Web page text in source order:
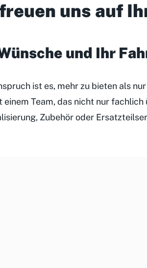
uns auf
und Ihr
ist es, mehr zu bieten als
einem Team, das nicht nur
Zubehör oder